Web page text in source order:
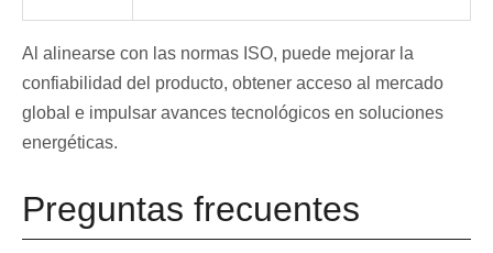
Al alinearse con las normas ISO, puede mejorar la
confiabilidad del producto, obtener acceso al mercado
global e impulsar avances tecnológicos en soluciones
energéticas.
Preguntas frecuentes